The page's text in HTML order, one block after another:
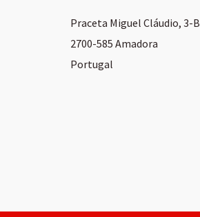
Praceta Miguel Cláudio, 3-B
2700-585 Amadora
Portugal